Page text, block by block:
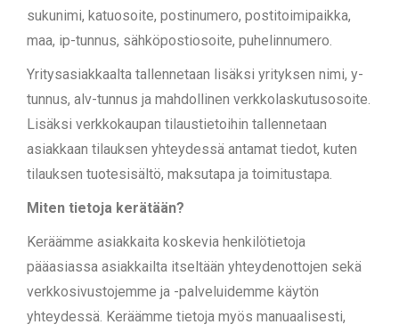
sukunimi, katuosoite, postinumero, postitoimipaikka,
maa, ip-tunnus, sähköpostiosoite, puhelinnumero.
Yritysasiakkaalta tallennetaan lisäksi yrityksen nimi, y-
tunnus, alv-tunnus ja mahdollinen verkkolaskutusosoite.
Lisäksi verkkokaupan tilaustietoihin tallennetaan
asiakkaan tilauksen yhteydessä antamat tiedot, kuten
tilauksen tuotesisältö, maksutapa ja toimitustapa.
Miten tietoja kerätään?
Keräämme asiakkaita koskevia henkilötietoja
pääasiassa asiakkailta itseltään yhteydenottojen sekä
verkkosivustojemme ja -palveluidemme käytön
yhteydessä. Keräämme tietoja myös manuaalisesti,